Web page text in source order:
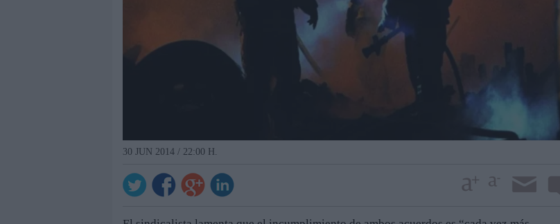
30 JUN 2014 / 22:00 H.